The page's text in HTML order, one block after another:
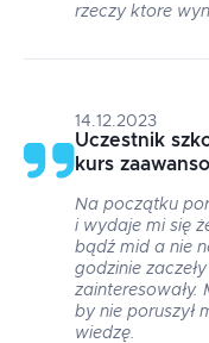
rzeczy ktore
14.12.2023
Uczestnik
kurs
Na początku
i wydaje mi się
bądź mid a nie
godzinie
by nie poruszył
wiedzę.